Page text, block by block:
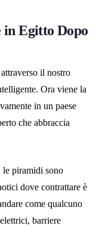
Egitto Dopo
il nostro
Ora viene la
in un paese
che abbraccia
le piramidi sono
dove contrattare è
come qualcuno
barriere